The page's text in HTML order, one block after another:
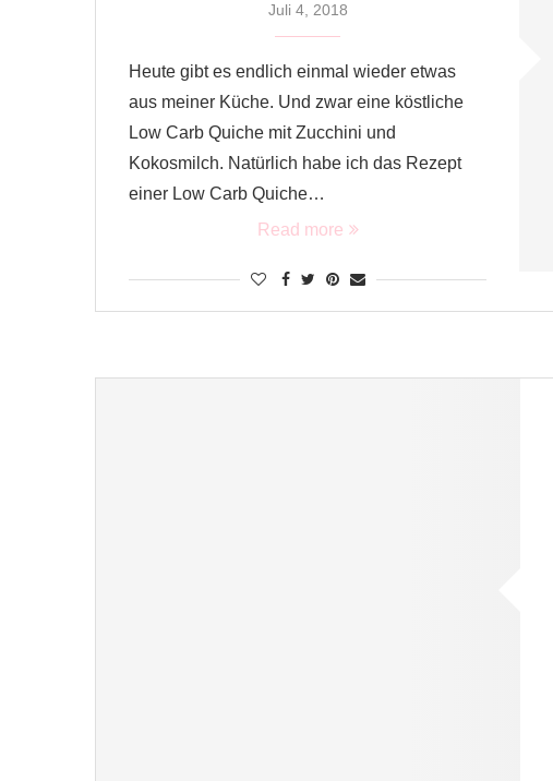
Juli 4, 2018
Heute gibt es endlich einmal wieder etwas
aus meiner Küche. Und zwar eine köstliche
Low Carb Quiche mit Zucchini und
Kokosmilch. Natürlich habe ich das Rezept
einer Low Carb Quiche…
Read more